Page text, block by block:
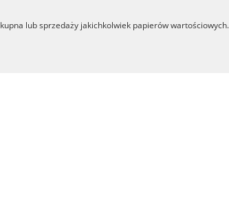
lub sprzedaży jakichkolwiek papierów